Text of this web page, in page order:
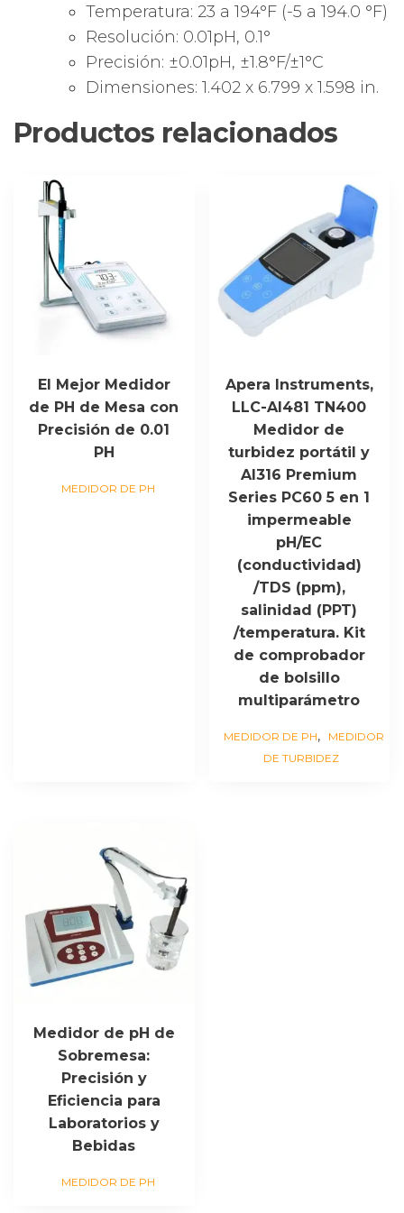
Temperatura: 23 a 194°F (-5 a 194.0 °F)
Resolución: 0.01pH, 0.1°
Precisión: ±0.01pH, ±1.8°F/±1°C
Dimensiones: 1.402 x 6.799 x 1.598 in.
Productos relacionados
El Mejor Medidor
de PH de Mesa con
Precisión de 0.01
PH
MEDIDOR DE PH
Apera Instruments,
LLC-AI481 TN400
Medidor de
turbidez portátil y
AI316 Premium
Series PC60 5 en 1
impermeable
pH/EC
(conductividad)
/TDS (ppm),
salinidad (PPT)
/temperatura. Kit
de comprobador
de bolsillo
multiparámetro
MEDIDOR DE PH,
MEDIDOR
DE TURBIDEZ
Medidor de pH de
Sobremesa:
Precisión y
Eficiencia para
Laboratorios y
Bebidas
MEDIDOR DE PH